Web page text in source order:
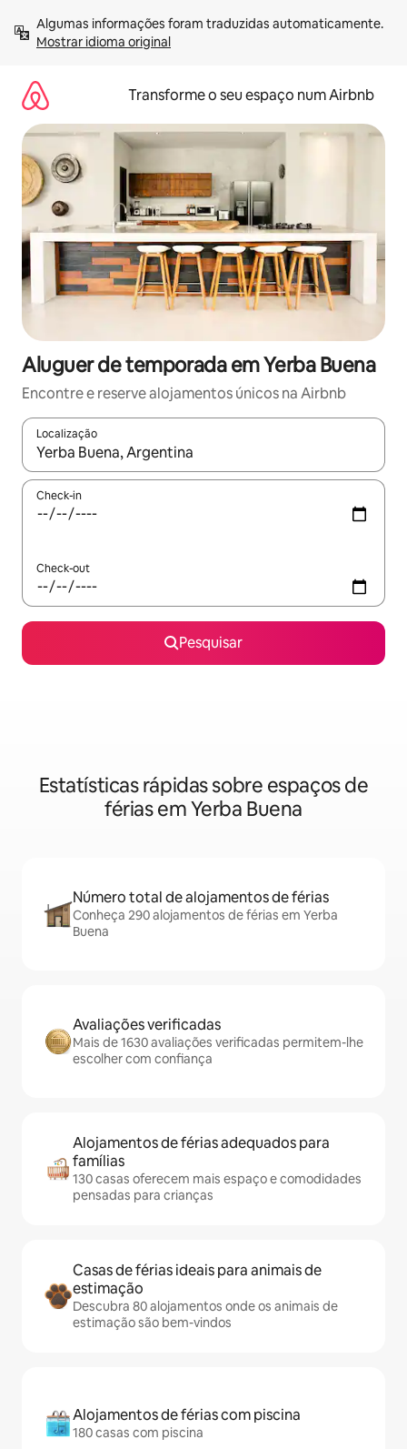
para
Mostrar idioma original
Transforme o seu espaço num Airbnb
Aluguer de temporada em Yerba Buena
Encontre e reserve alojamentos únicos na Airbnb
Localização
Quando os resultados estiverem disponíveis, navegue com
Check-in
Check-out
Pesquisar
Estatísticas rápidas sobre espaços de
férias em Yerba Buena
Número total de alojamentos de férias
Conheça 290 alojamentos de férias em Yerba
Buena
Avaliações verificadas
Mais de 1630 avaliações verificadas permitem-lhe
escolher com confiança
Alojamentos de férias adequados para
famílias
130 casas oferecem mais espaço e comodidades
pensadas para crianças
Casas de férias ideais para animais de
estimação
Descubra 80 alojamentos onde os animais de
estimação são bem-vindos
Alojamentos de férias com piscina
180 casas com piscina